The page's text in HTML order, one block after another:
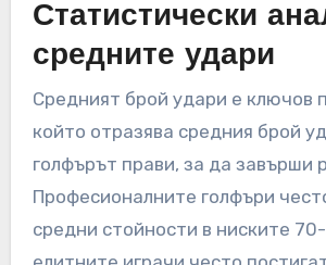
Статистически
средните удари
Средният брой удари е ключов
който отразява средния брой
голфърът прави, за да завърши
Професионалните голфъри
средни стойности в ниските